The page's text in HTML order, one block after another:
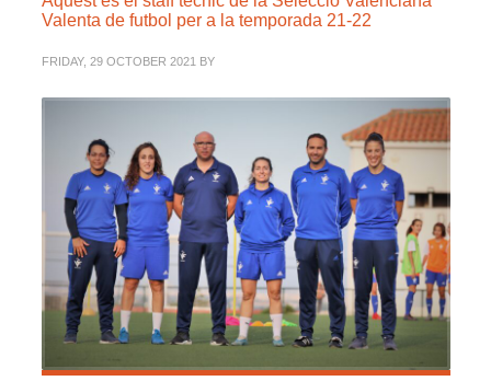
Valenta de futbol per a la temporada 21-22
FRIDAY, 29 OCTOBER 2021 BY